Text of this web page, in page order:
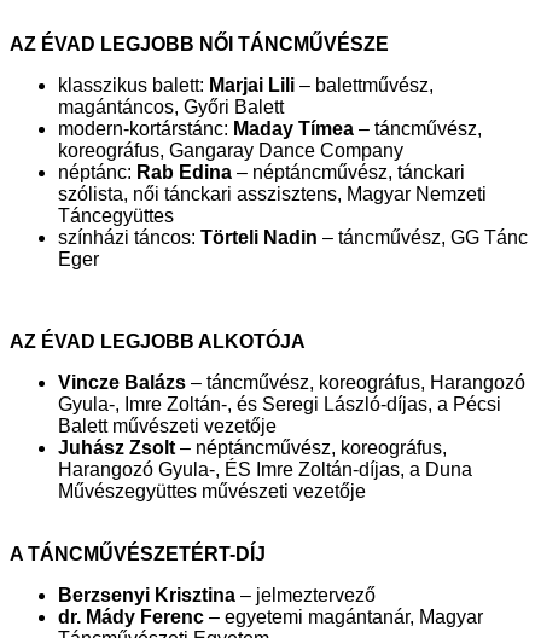
AZ ÉVAD LEGJOBB NŐI TÁNCMŰVÉSZE
klasszikus balett: Marjai Lili – balettművész,
magántáncos, Győri Balett
modern-kortárstánc: Maday Tímea – táncművész,
koreográfus, Gangaray Dance Company
néptánc: Rab Edina – néptáncművész, tánckari
szólista, női tánckari asszisztens, Magyar Nemzeti
Táncegyüttes
színházi táncos: Törteli Nadin – táncművész, GG Tánc
Eger
AZ ÉVAD LEGJOBB ALKOTÓJA
Vincze Balázs – táncművész, koreográfus, Harangozó
Gyula-, Imre Zoltán-, és Seregi László-díjas, a Pécsi
Balett művészeti vezetője
Juhász Zsolt – néptáncművész, koreográfus,
Harangozó Gyula-, ÉS Imre Zoltán-díjas, a Duna
Művészegyüttes művészeti vezetője
A TÁNCMŰVÉSZETÉRT-DÍJ
Berzsenyi Krisztina – jelmeztervező
dr. Mády Ferenc – egyetemi magántanár, Magyar